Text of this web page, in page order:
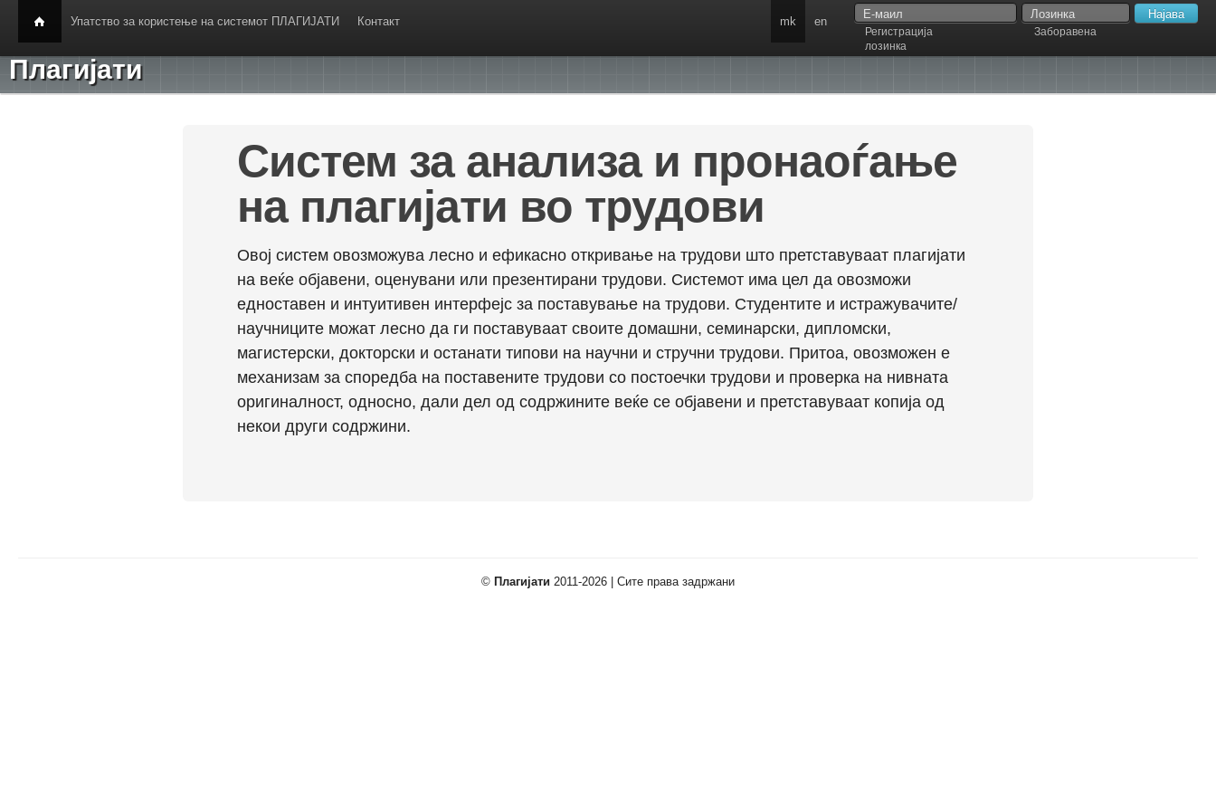
Упатство за користење на системот ПЛАГИЈАТИ Контакт
Регистрација
Заборавена
лозинка
mk en
Плагијати
Систем за анализа и пронаоѓање
на плагијати во трудови
Овој систем овозможува лесно и ефикасно откривање на трудови што претставуваат плагијати
на веќе објавени, оценувани или презентирани трудови. Системот има цел да овозможи
едноставен и интуитивен интерфејс за поставување на трудови. Студентите и истражувачите/
научниците можат лесно да ги поставуваат своите домашни, семинарски, дипломски,
магистерски, докторски и останати типови на научни и стручни трудови. Притоа, овозможен е
механизам за споредба на поставените трудови со постоечки трудови и проверка на нивната
оригиналност, односно, дали дел од содржините веќе се објавени и претставуваат копија од
некои други содржини.
© Плагијати 2011-2026 | Сите права задржани